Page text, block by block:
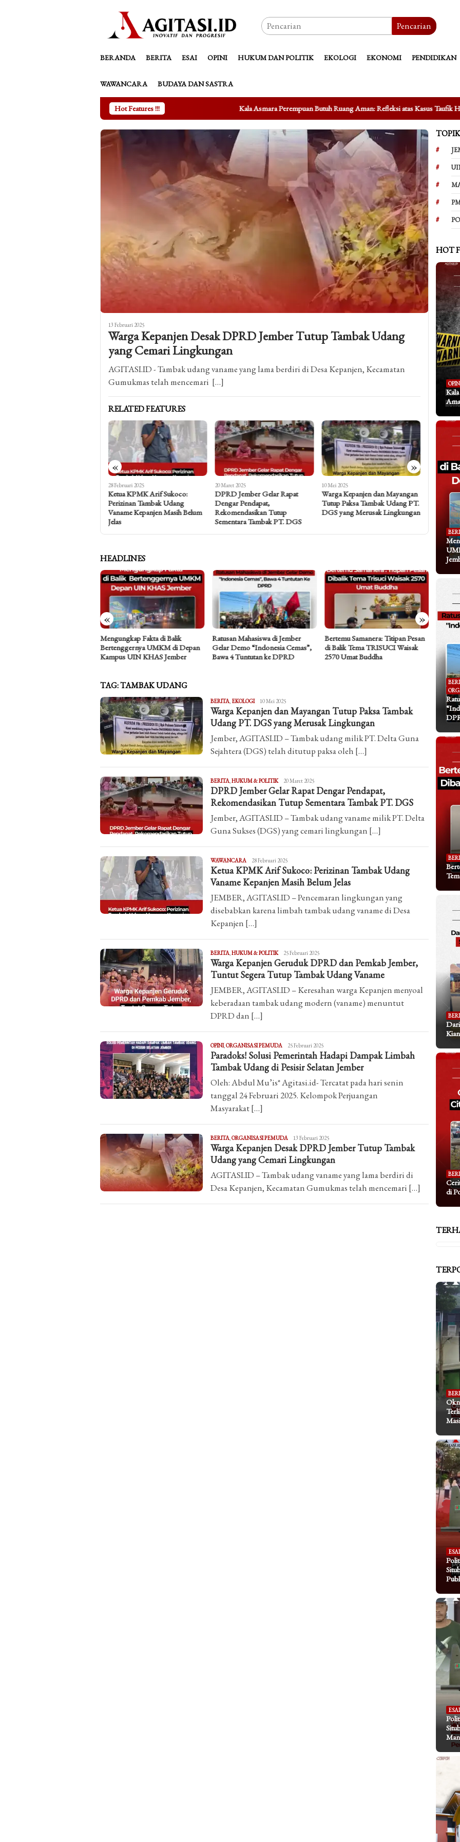
Pencarian
BERANDA BERITA ESAI OPINI HUKUM DAN POLITIK EKOLOGI EKONOMI PENDIDIKAN
WAWANCARA BUDAYA DAN SASTRA
Hot Features !!! Kala Asmara Perempuan Butuh Ruang Aman: Refleksi atas Kasus Taufik Hidayat
13 Februari 2025
Warga Kepanjen Desak DPRD Jember Tutup Tambak Udang
yang Cemari Lingkungan
AGITASI.ID - Tambak udang vaname yang lama berdiri di Desa Kepanjen, Kecamatan
Gumukmas telah mencemari […]
RELATED FEATURES
« »
28 Februari 2025
Ketua KPMK Arif Sukoco:
Perizinan Tambak Udang
Vaname Kepanjen Masih Belum
Jelas
20 Maret 2025
DPRD Jember Gelar Rapat
Dengar Pendapat,
Rekomendasikan Tutup
Sementara Tambak PT. DGS
10 Mei 2025
Warga Kepanjen dan Mayangan
Tutup Paksa Tambak Udang PT.
DGS yang Merusak Lingkungan
25 Februari
Hadapi
Tambak
Jember
HEADLINES
« »
Mengungkap Fakta di Balik
Bertenggernya UMKM di Depan
Kampus UIN KHAS Jember
Ratusan Mahasiswa di Jember
Gelar Demo “Indonesia Cemas”,
Bawa 4 Tuntutan ke DPRD
Bertemu Samanera: Titipan Pesan
di Balik Tema TRISUCI Waisak
2570 Umat Buddha
Dari
TAG:TAMBAK UDANG
BERITA, EKOLOGIFadli
Raghiel
10 Mei 2025
Warga Kepanjen dan Mayangan Tutup Paksa Tambak
Udang PT. DGS yang Merusak Lingkungan
Jember, AGITASI.ID – Tambak udang milik PT. Delta Guna
Sejahtera (DGS) telah ditutup paksa oleh […]
BERITA,HUKUM & POLITIKFadli
Raghiel
20 Maret 2025
DPRD Jember Gelar Rapat Dengar Pendapat,
Rekomendasikan Tutup Sementara Tambak PT. DGS
Jember, AGITASI.ID – Tambak udang vaname milik PT. Delta
Guna Sukses (DGS) yang cemari lingkungan […]
WAWANCARA Agitasi
28 Februari 2025
Ketua KPMK Arif Sukoco: Perizinan Tambak Udang
Vaname Kepanjen Masih Belum Jelas
JEMBER, AGITASI.ID – Pencemaran lingkungan yang
disebabkan karena limbah tambak udang vaname di Desa
Kepanjen […]
BERITA,HUKUM & POLITIKFadli
Raghiel
25 Februari 2025
Warga Kepanjen Geruduk DPRD dan Pemkab Jember,
Tuntut Segera Tutup Tambak Udang Vaname
JEMBER, AGITASI.ID – Keresahan warga Kepanjen menyoal
keberadaan tambak udang modern (vaname) menuntut
DPRD dan […]
OPINI,ORGANISASI PEMUDA Agitasi
25 Februari 2025
Paradoks! Solusi Pemerintah Hadapi Dampak Limbah
Tambak Udang di Pesisir Selatan Jember
Oleh: Abdul Mu’is* Agitasi.id- Tercatat pada hari senin
tanggal 24 Februari 2025. Kelompok Perjuangan
Masyarakat […]
BERITA,ORGANISASI PEMUDA Agitasi
13 Februari 2025
Warga Kepanjen Desak DPRD Jember Tutup Tambak
Udang yang Cemari Lingkungan
AGITASI.ID – Tambak udang vaname yang lama berdiri di
Desa Kepanjen, Kecamatan Gumukmas telah mencemari […]
HOT
di
ESAI
ESAI